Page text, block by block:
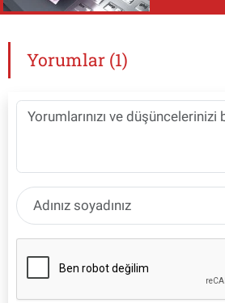
Yorumlar (1)